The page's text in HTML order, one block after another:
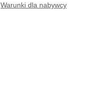
Warunki dla nabywcy